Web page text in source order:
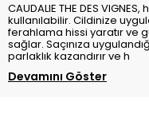
CAUDALIE THE DES
kullanılabilir. Cildinize
ferahlama hissi yaratır ve
sağlar. Saçınıza
parlaklık kazandırır ve h
Devamını Göster